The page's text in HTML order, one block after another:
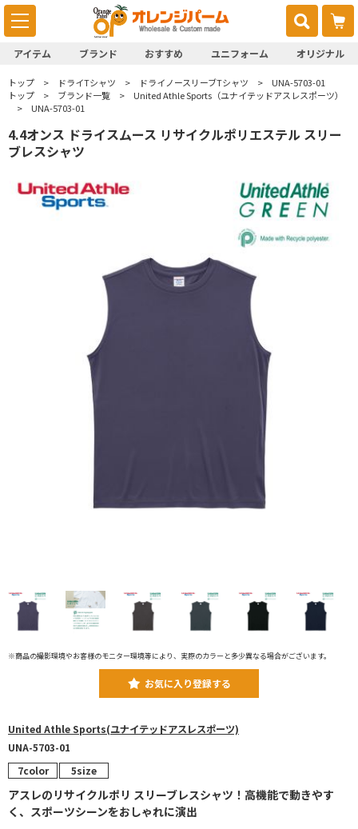
アイテム ブランド おすすめ ユニフォーム オリジナル
トップ ドライTシャツ ドライノースリーブTシャツ
UNA-5703-01
トップ
ブランド一覧
United Athle Sports（ユナイテッドアスレスポーツ）
UNA-5703-01
4.4オンス ドライスムース リサイクルポリエステル スリー
ブレスシャツ
※商品の撮影環境やお客様のモニター環境等により、実際のカラーと多少異なる場合がございます。
お気に入り登録する
United Athle Sports(ユナイテッドアスレスポーツ)
UNA-5703-01
7color 5size
アスレのリサイクルポリ スリーブレスシャツ！高機能で動きやす
く、スポーツシーンをおしゃれに演出